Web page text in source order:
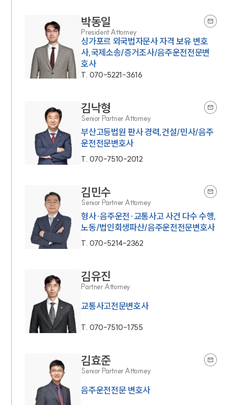
박동일
President Attorney
싱가포르 외국법자문사 자격 보유 변호
사,국제소송/증거조사/음주운전전문변
호사
T. 070-5221-3616
김낙형
Senior Partner Attorney
부산고등법원 판사 경력,건설/민사/음주
운전전문변호사
T. 070-7510-2012
김민수
Senior Partner Attorney
형사·음주운전·교통사고 사건 다수 수행,
노동/법인회생파산/음주운전전문변호사
T. 070-5214-2362
김유진
Partner Attorney
교통사고전문변호사
T. 070-7510-1755
김효준
Senior Partner Attorney
음주운전전문 변호사